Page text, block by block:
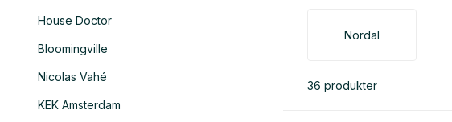
House Doctor
Bloomingville
Nicolas Vahé
KEK Amsterdam
Nordal
36 produkter